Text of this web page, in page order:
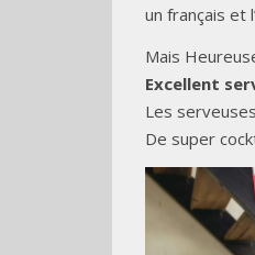
un français et
Mais
Excellent
Les
De super